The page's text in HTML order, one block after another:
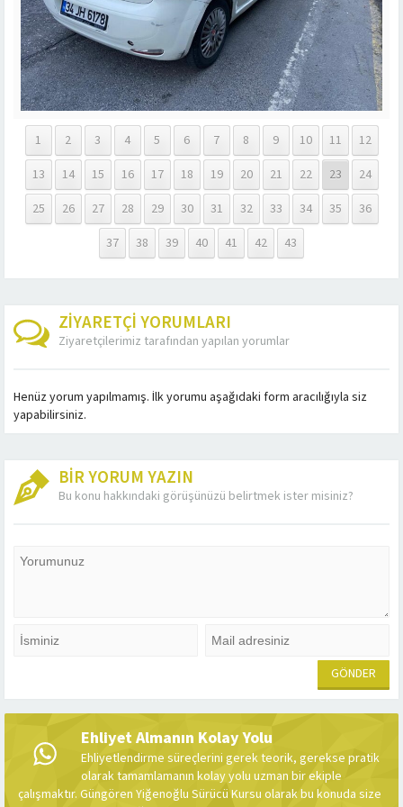
1 2 3 4 5 6 7 8 9 10 11
12
13
14 15 16 17 18 19 20 21 22 23
24
25
26 27 28 29 30 31 32 33 34 35
36
37
38 39 40 41 42 43
ZİYARETÇİ YORUMLARI
Ziyaretçilerimiz tarafından yapılan yorumlar
Henüz yorum yapılmamış. İlk yorumu aşağıdaki form aracılığıyla siz
yapabilirsiniz.
BİR YORUM YAZIN
Bu konu hakkındaki görüşünüzü belirtmek ister misiniz?
Ehliyet Almanın Kolay Yolu
Ehliyetlendirme süreçlerini gerek teorik, gerekse pratik
olarak tamamlamanın kolay yolu uzman bir ekiple
çalışmaktır. Güngören Yiğenoğlu Sürücü Kursu olarak bu konuda size